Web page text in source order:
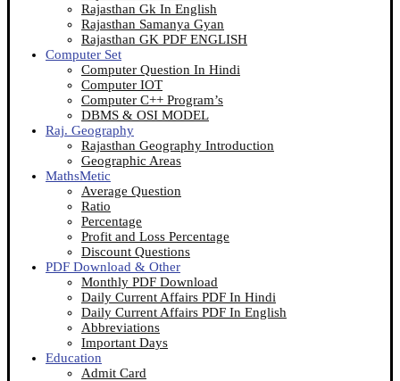
Rajasthan Gk In English
Rajasthan Samanya Gyan
Rajasthan GK PDF ENGLISH
Computer Set
Computer Question In Hindi
Computer IOT
Computer C++ Program’s
DBMS & OSI MODEL
Raj. Geography
Rajasthan Geography Introduction
Geographic Areas
MathsMetic
Average Question
Ratio
Percentage
Profit and Loss Percentage
Discount Questions
PDF Download & Other
Monthly PDF Download
Daily Current Affairs PDF In Hindi
Daily Current Affairs PDF In English
Abbreviations
Important Days
Education
Admit Card